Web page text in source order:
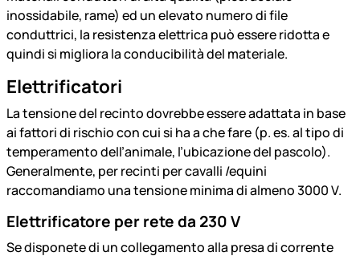
inossidabile, rame) ed un elevato numero di file
conduttrici, la resistenza elettrica può essere ridotta e
quindi si migliora la conducibilità del materiale.
Elettrificatori
La tensione del recinto dovrebbe essere adattata in base
ai fattori di rischio con cui si ha a che fare (p. es. al tipo di
temperamento dell’animale, l’ubicazione del pascolo).
Generalmente, per recinti per cavalli /equini
raccomandiamo una tensione minima di almeno 3000 V.
Elettrificatore per rete da 230 V
Se disponete di un collegamento alla presa di corrente